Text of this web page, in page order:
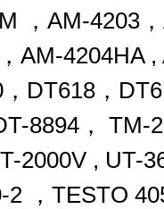
，AM-4203
AM-4204HA ,
DT618，
8894， TM-
2000V , UT-
2 ，TESTO